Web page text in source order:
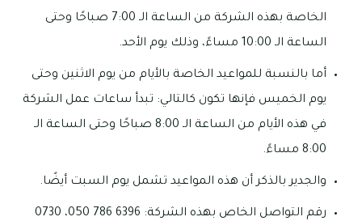
الخاصة بهذه الشركة من الساعة الـ 7:00 صباحًا وحتى
الساعة الـ 10:00 مساءً، وذلك يوم الأحد.
أما بالنسبة للمواعيد الخاصة بالأيام من يوم الاثنين وحتى
يوم الخميس فإنها تكون كالتالي: تبدأ ساعات عمل الشركة
في هذه الأيام من الساعة الـ 8:00 صباحًا وحتى الساعة الـ
8:00 مساءً.
والجدير بالذكر أن هذه المواعيد تشمل يوم السبت أيضًا.
رقم التواصل الخاص بهذه الشركة: 6396 786 050، 0730